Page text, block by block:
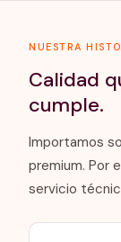
NUESTRA
Calidad
cumple.
Importamos
premium. Por
servicio